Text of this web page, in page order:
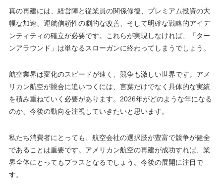
真の再建には、経営陣と従業員の関係修復、プレミアム投資の大
幅な加速、運航信頼性の劇的な改善、そして明確な戦略的アイデ
ンティティの確立が必要です。これらが実現しなければ、「ター
ンアラウンド」は単なるスローガンに終わってしまうでしょう。
航空業界は変化のスピードが速く、競争も激しい世界です。アメ
リカン航空が競合に追いつくには、言葉だけでなく具体的な実績
を積み重ねていく必要があります。2026年がどのような年になる
のか、今後の動向を注視していきたいと思います。
私たち消費者にとっても、航空会社の選択肢が豊富で競争が健全
であることは重要です。アメリカン航空の再建が成功すれば、業
界全体にとってもプラスとなるでしょう。今後の展開に注目で
す。